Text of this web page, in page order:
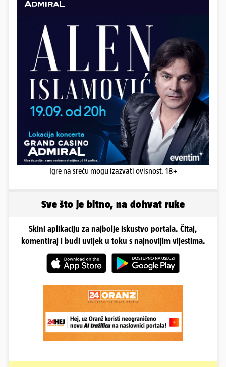
Igre na sreću mogu izazvati ovisnost. 18+
Sve što je bitno, na dohvat ruke
Skini aplikaciju za najbolje iskustvo portala. Čitaj,
komentiraj i budi uvijek u toku s najnovijim vijestima.